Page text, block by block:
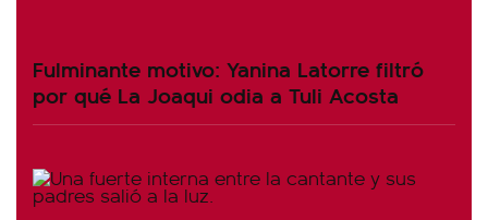
Fulminante motivo: Yanina Latorre filtró
por qué La Joaqui odia a Tuli Acosta